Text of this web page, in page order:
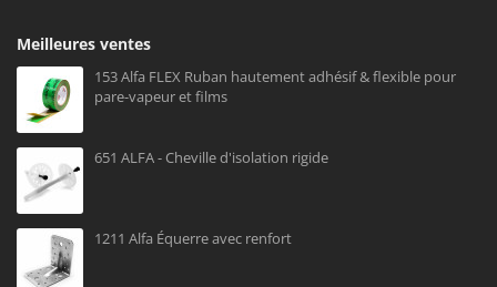
Meilleures ventes
153 Alfa FLEX Ruban hautement adhésif & flexible pour
pare-vapeur et films
651 ALFA - Cheville d'isolation rigide
1211 Alfa Équerre avec renfort